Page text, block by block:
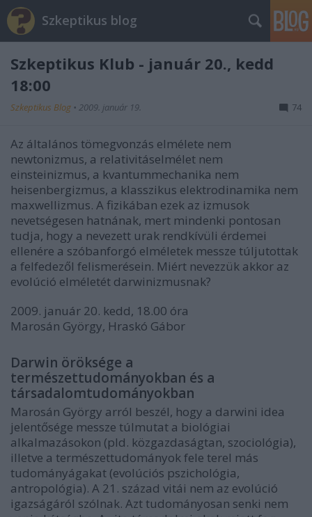
Szkeptikus blog
Szkeptikus Klub - január 20., kedd
18:00
Szkeptikus Blog • 2009. január 19. 74
Az általános tömegvonzás elmélete nem
newtonizmus, a relativitáselmélet nem
einsteinizmus, a kvantummechanika nem
heisenbergizmus, a klasszikus elektrodinamika nem
maxwellizmus. A fizikában ezek az izmusok
nevetségesen hatnának, mert mindenki pontosan
tudja, hogy a nevezett urak rendkívüli érdemei
ellenére a szóbanforgó elméletek messze túljutottak
a felfedezől felismerésein. Miért nevezzük akkor az
evolúció elméletét darwinizmusnak?
2009. január 20. kedd, 18.00 óra
Marosán György, Hraskó Gábor
Darwin öröksége a
természettudományokban és a
társadalomtudományokban
Marosán György arról beszél, hogy a darwini idea
jelentősége messze túlmutat a biológiai
alkalmazásokon (pld. közgazdaságtan, szociológia),
illetve a természettudományok fele terel más
tudományágakat (evolúciós pszichológia,
antropológia). A 21. század vitái nem az evolúció
igazságáról szólnak. Azt tudományosan senki nem